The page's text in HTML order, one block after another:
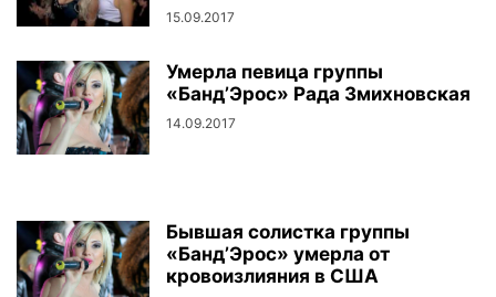
15.09.2017
Умерла певица группы
«Банд’Эрос» Рада Змихновская
14.09.2017
Бывшая солистка группы
«Банд’Эрос» умерла от
кровоизлияния в США